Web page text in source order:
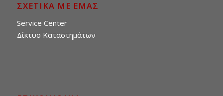
ΣΧΕΤΙΚΑ ΜΕ ΕΜΑΣ
Service Center
Δίκτυο Καταστημάτων